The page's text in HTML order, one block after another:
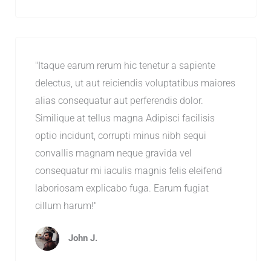
"Itaque earum rerum hic tenetur a sapiente
delectus, ut aut reiciendis voluptatibus maiores
alias consequatur aut perferendis dolor.
Similique at tellus magna Adipisci facilisis
optio incidunt, corrupti minus nibh sequi
convallis magnam neque gravida vel
consequatur mi iaculis magnis felis eleifend
laboriosam explicabo fuga. Earum fugiat
cillum harum!"
John J.